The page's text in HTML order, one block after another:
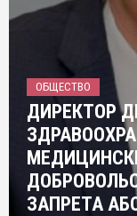
ОБЩЕСТВО
ДИРЕКТОР
ЗАПРЕТА